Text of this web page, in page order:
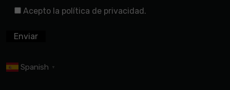
Acepto la política de privacidad.
Spanish ▼